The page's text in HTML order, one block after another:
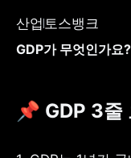
산업 토스뱅크
GDP가 무엇인가요?
📌 GDP 3줄